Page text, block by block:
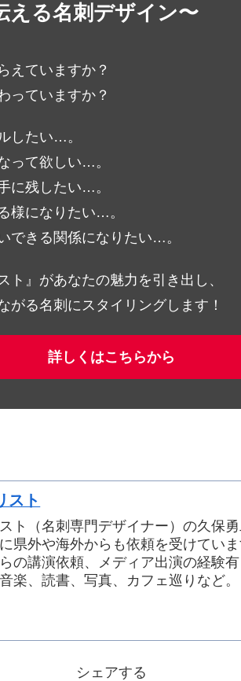
える名刺デザイン〜
えていますか？
っていますか？
したい…。
って欲しい…。
に残したい…。
様になりたい…。
できる関係になりたい…。
ト』があなたの魅力を引き出し、
がる名刺にスタイリングします！
詳しくはこちらから
スト
ト（名刺専門デザイナー）の久保勇
県外や海外からも依頼を受けていま
の講演依頼、メディア出演の経験有
楽、読書、写真、カフェ巡りなど。
シェアする